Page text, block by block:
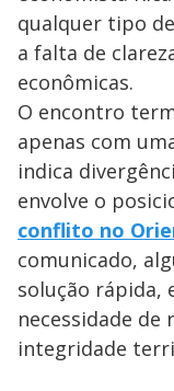
u
d
qualquer tipo
a falta de
econômicas.
O encontro
apenas com
indica
envolve o
conflito no
comunicado,
solução rápida,
necessidade de
integridade